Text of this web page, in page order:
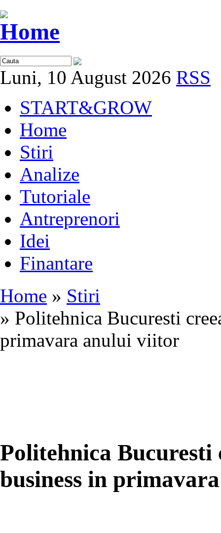
Luni, 10 August 2026 RSS
START&GROW
Home
Stiri
Analize
Tutoriale
Antreprenori
Idei
Finantare
Home » Stiri
» Politehnica Bucuresti
primavara anului viitor
Politehnica Bucuresti
business in